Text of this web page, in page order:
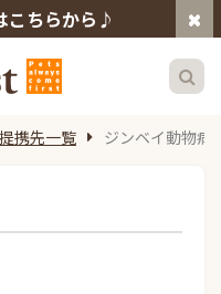
こちらから♪
携先一覧 ジンベイ動物病